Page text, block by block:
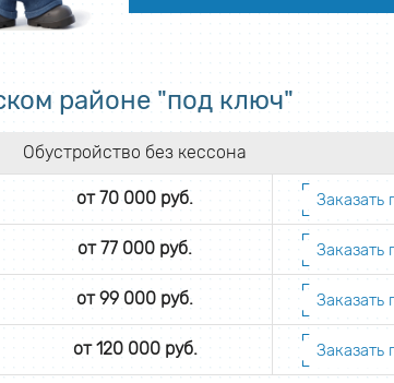
районе "под ключ"
Обустройство без кессона
от 70 000 руб. Заказать
от 77 000 руб. Заказать
от 99 000 руб. Заказать
от 120 000 руб. Заказать